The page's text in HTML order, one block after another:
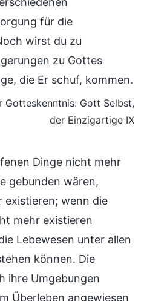
für die
wirst du zu
zu Gottes
die Er schuf, kommen.
Gotteskenntnis: Gott Selbst,
der Einzigartige IX
Dinge nicht mehr
gebunden wären,
existieren; wenn die
mehr existieren
Lebewesen unter allen
können. Die
ihre Umgebungen
Überleben angewiesen